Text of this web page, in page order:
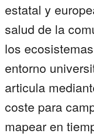
estatal y
salud de la
los
entorno
articula
coste para
mapear en